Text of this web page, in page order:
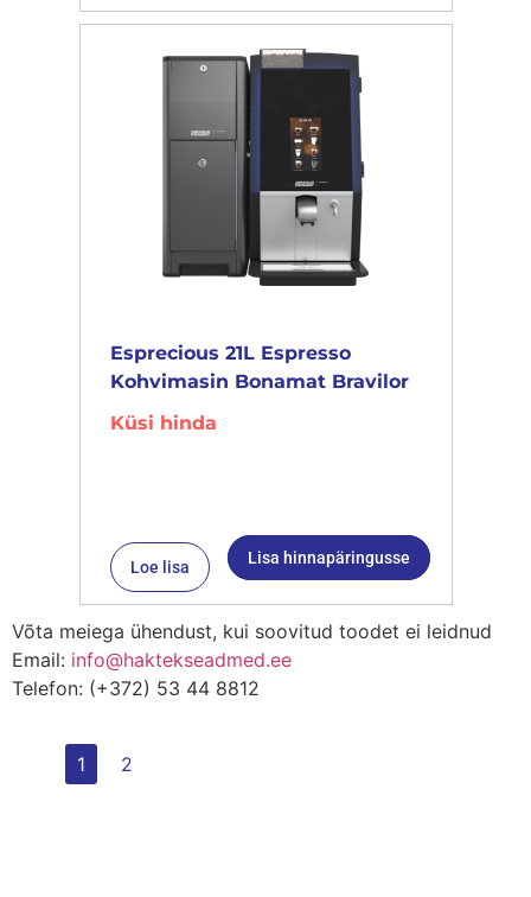
Esprecious 21L Espresso
Kohvimasin Bonamat Bravilor
Küsi hinda
Loe lisa Lisa hinnapäringusse
Võta meiega ühendust, kui soovitud toodet ei leidnud
Email: info@haktekseadmed.ee
Telefon: (+372) 53 44 8812
1 2